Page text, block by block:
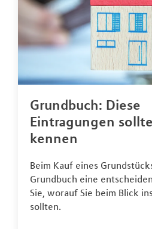
Grundbuch: Diese
Eintragungen
kennen
Beim Kauf eines
Grundbuch eine
Sie, worauf Sie beim Blick
sollten.